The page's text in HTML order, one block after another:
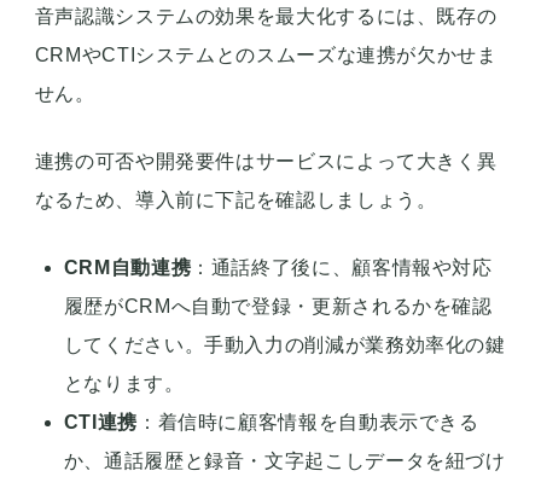
音声認識システムの効果を最大化するには、既存の
CRMやCTIシステムとのスムーズな連携が欠かせま
せん。
連携の可否や開発要件はサービスによって大きく異
なるため、導入前に下記を確認しましょう。
CRM自動連携 ：通話終了後に、顧客情報や対応
履歴がCRMへ自動で登録・更新されるかを確認
してください。手動入力の削減が業務効率化の鍵
となります。
CTI連携 ：着信時に顧客情報を自動表示できる
か、通話履歴と録音・文字起こしデータを紐づけ